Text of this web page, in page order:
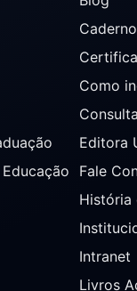
Como
Editora
Fale
História
Intranet
Livros